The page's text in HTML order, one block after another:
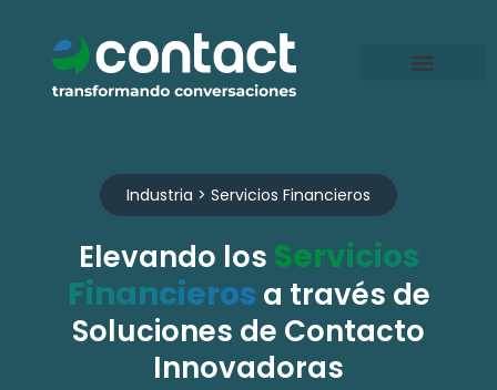
contenido
Industria > Servicios Financieros
Elevando los Servicios
Financieros a través de
Soluciones de Contacto
Innovadoras